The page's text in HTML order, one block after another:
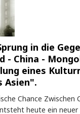
in die
- China -
eines
Asien".
Chance Zwischen
heute ein